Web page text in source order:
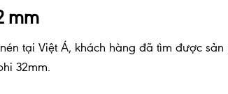
mm
tại Việt Á, khách hàng đã tìm được
32mm.